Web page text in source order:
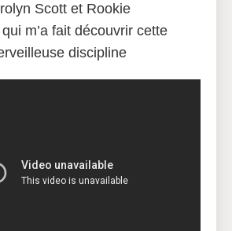
Scott et Rookie
m’a fait découvrir cette
discipline